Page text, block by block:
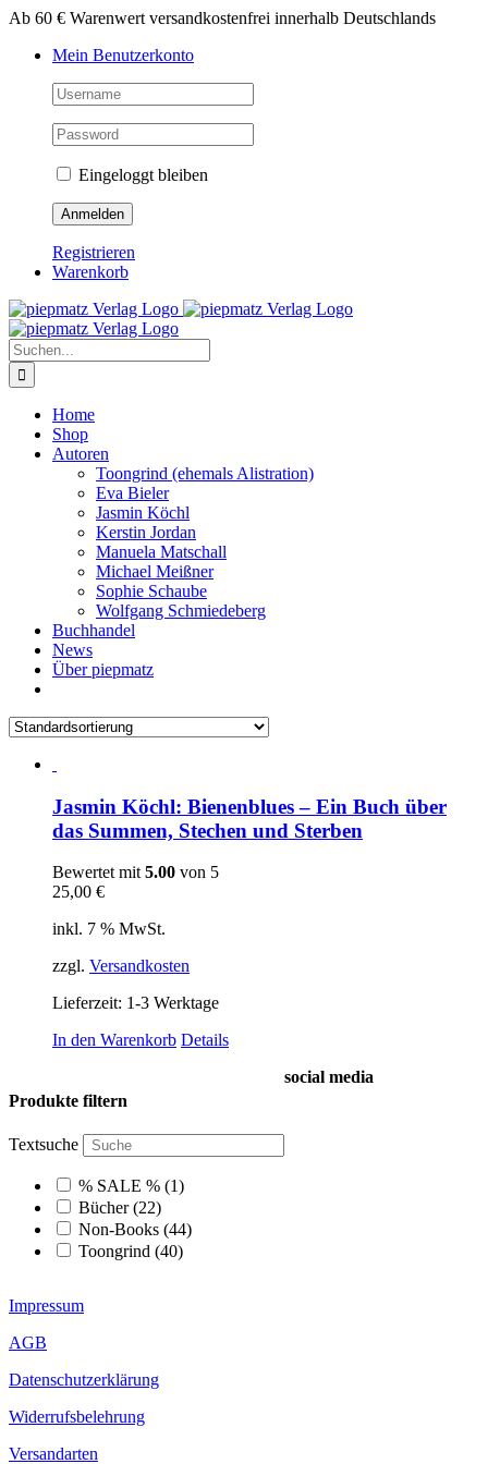
Zum
springen
Ab 60 € Warenwert versandkostenfrei innerhalb Deutschlands
Mein Benutzerkonto
Eingeloggt bleiben
Registrieren
Warenkorb
Suche
nach:
Home
Shop
Autoren
Toongrind (ehemals Alistration)
Eva Bieler
Jasmin Köchl
Kerstin Jordan
Manuela Matschall
Michael Meißner
Sophie Schaube
Wolfgang Schmiedeberg
Buchhandel
News
Über piepmatz
Jasmin Köchl: Bienenblues – Ein Buch über
das Summen, Stechen und Sterben
Bewertet mit5.00 von 5
25,00 €
inkl. 7 % MwSt.
zzgl. Versandkosten
Lieferzeit: 1-3 Werktage
In den Warenkorb Details
Produkte filtern
Textsuche
% SALE % (1)
Bücher(22)
Non-Books (44)
Toongrind (40)
social media
Impressum
AGB
Datenschutzerklärung
Widerrufsbelehrung
Versandarten